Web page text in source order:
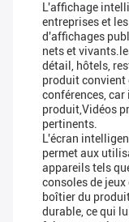
L'affichage
entreprises et
d'affichages
nets et
détail, hôtels,
produit convient
conférences,
produit,Vidéos
pertinents.
L'écran
permet aux
appareils tels
consoles de
boîtier du
durable, ce qui